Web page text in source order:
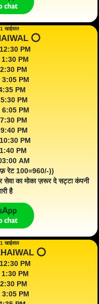
खाईवाल
⭕️
12:30 PM
1:30 PM
PM
3:05 PM
PM
PM
6:05 PM
7:30 PM
9:40 PM
PM
PM
AM
रेट 100=960/-))
सेवा का मोका ज़रूर दे सट्टा कंपनी
है
खाईवाल
⭕️
12:30 PM
1:30 PM
PM
3:05 PM